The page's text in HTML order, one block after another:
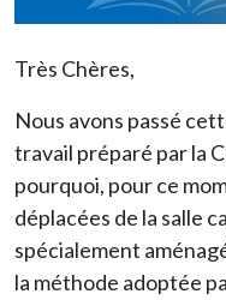
Très Chères,
Nous avons passé
travail préparé par la
pourquoi, pour ce
déplacées de la salle
spécialement
la méthode adoptée